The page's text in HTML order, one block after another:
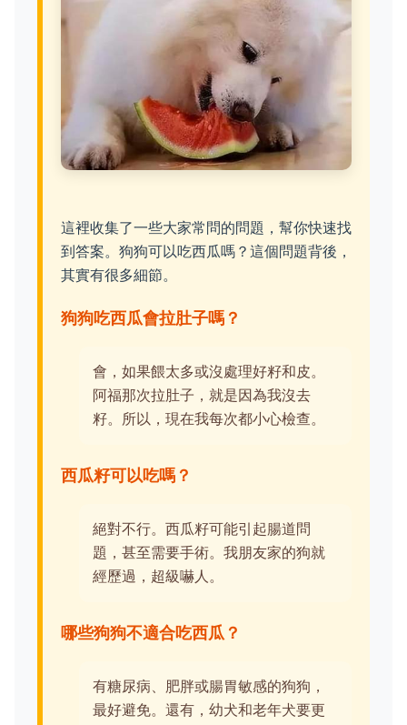
這裡收集了一些大家常問的問題，幫你快速找
到答案。狗狗可以吃西瓜嗎？這個問題背後，
其實有很多細節。
狗狗吃西瓜會拉肚子嗎？
會，如果餵太多或沒處理好籽和皮。
阿福那次拉肚子，就是因為我沒去
籽。所以，現在我每次都小心檢查。
西瓜籽可以吃嗎？
絕對不行。西瓜籽可能引起腸道問
題，甚至需要手術。我朋友家的狗就
經歷過，超級嚇人。
哪些狗狗不適合吃西瓜？
有糖尿病、肥胖或腸胃敏感的狗狗，
最好避免。還有，幼犬和老年犬要更